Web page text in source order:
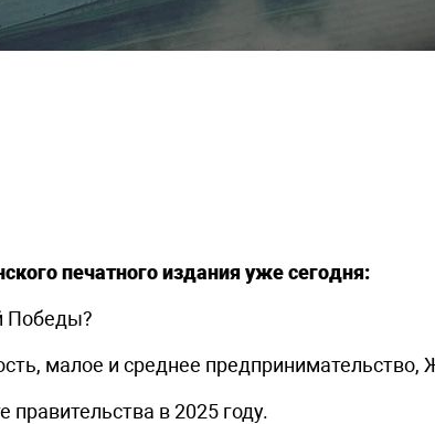
печатного издания уже сегодня:
Победы?
малое и среднее предпринимательство,
правительства в 2025 году.